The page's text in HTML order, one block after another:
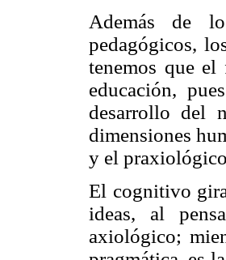
Además de
pedagógicos,
tenemos que
educación,
desarrollo del
dimensiones
y el
El cognitivo
ideas, al
axiológico;